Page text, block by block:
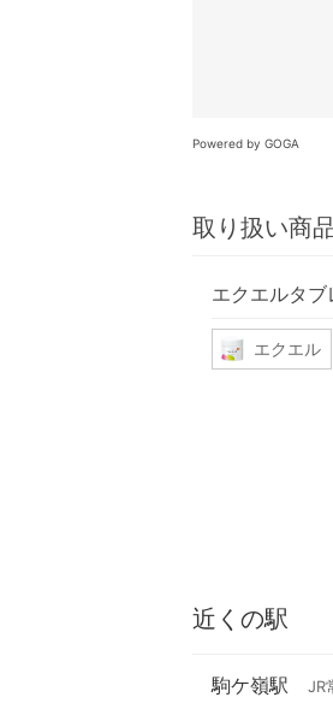
Powered by GOGA
取り扱い商
エクエルタブ
エクエル
近くの駅
駒ケ嶺駅 JR